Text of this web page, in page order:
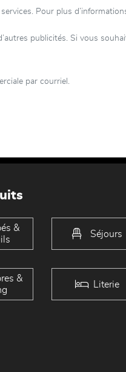
Pour plus
publicités. Si vous
par courriel.
&
Séjours
&
Literie